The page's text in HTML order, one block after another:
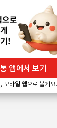
앱에서 보기
모바일 웹으로 볼게요.